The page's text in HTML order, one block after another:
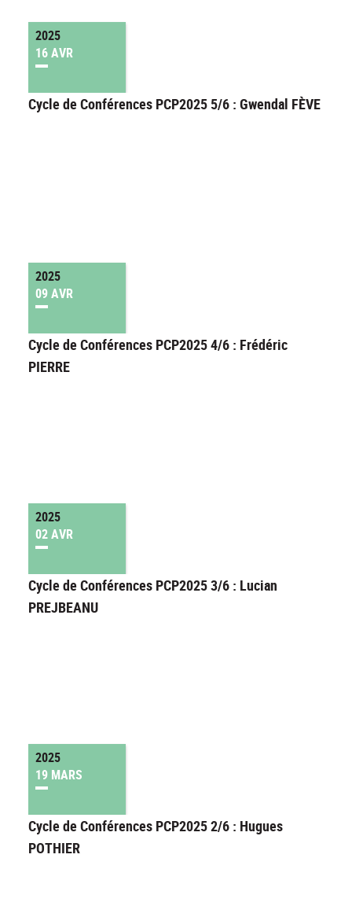
2025
16 AVR
Cycle de Conférences PCP2025 5/6 : Gwendal FÈVE
2025
09 AVR
Cycle de Conférences PCP2025 4/6 : Frédéric
PIERRE
2025
02 AVR
Cycle de Conférences PCP2025 3/6 : Lucian
PREJBEANU
2025
19 MARS
Cycle de Conférences PCP2025 2/6 : Hugues
POTHIER